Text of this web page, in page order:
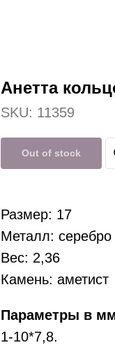
Анетта
SKU: 11359
Out of stock
Параметры в
1-10*7,8.
Размер: 17
Металл: серебро
Вес: 2,36
Камень: аметист